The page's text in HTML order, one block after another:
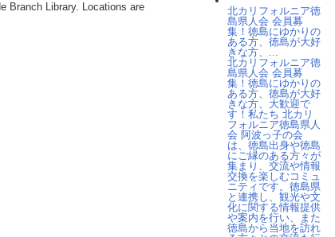
Branch Library. Locations are
北カリフォルニア徳
島県人会 会員募
集！徳島にゆかりの
ある方、徳島が大好
きな方、...
北カリフォルニア徳
島県人会 会員募
集！徳島にゆかりの
ある方、徳島が大好
きな方、大歓迎で
す！私たち 北カリ
フォルニア徳島県人
会 阿波っ子の会
は、徳島出身や徳島
にご縁のある方々が
集まり、交流や情報
交換を楽しむコミュ
ニティです。徳島県
と連携し、観光や文
化に関する情報提供
や案内を行い、また
徳島から当地を訪れ